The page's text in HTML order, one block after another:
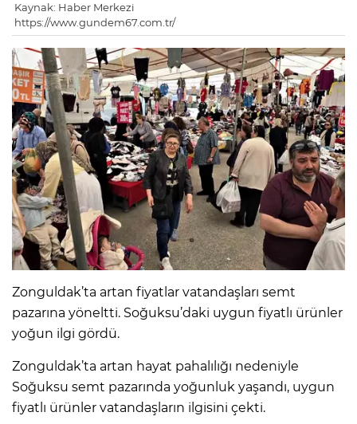
Kaynak: Haber Merkezi
https://www.gundem67.com.tr/
Zonguldak’ta artan fiyatlar vatandaşları semt
pazarına yöneltti. Soğuksu’daki uygun fiyatlı ürünler
yoğun ilgi gördü.
Zonguldak’ta artan hayat pahalılığı nedeniyle
Soğuksu semt pazarında yoğunluk yaşandı, uygun
fiyatlı ürünler vatandaşların ilgisini çekti.